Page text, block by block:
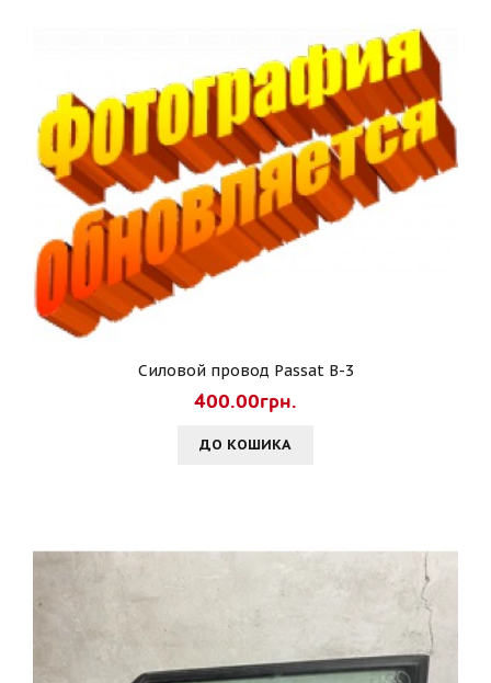
Силовой провод Passat B-3
400.00грн.
ДО КОШИКА